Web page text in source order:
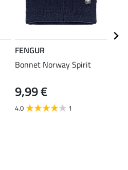
FENGUR
Bonnet Norway Spirit
9,99 €
4.0 1